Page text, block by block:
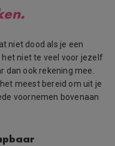
niet dood als je een
niet te veel voor jezelf
dan ook rekening mee.
meest bereid om uit je
voornemen bovenaan